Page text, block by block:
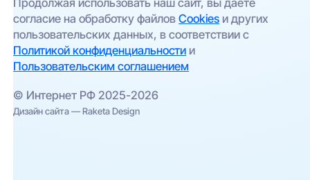
проверить соседние адреса — иногда
сеть проведена в соседнем корпусе.
Продолжая использовать наш сайт, вы даете
согласие на обработку файловCookies и других
пользовательских данных, в соответствии с
Политикой конфиденциальности и
Пользовательским соглашением
© Интернет РФ 2025-2026
Дизайн сайта — Raketa Design